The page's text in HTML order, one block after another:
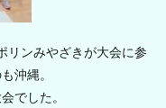
リンみやざきが大会に参
沖縄。
でした。